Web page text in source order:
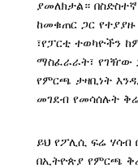
ያመለክታል።
ከመቁጠር ጋር
፣የፓርቲ ተወካዮችን
ማስፈራራት፣ የገዥው
የምርጫ ታዛቢነት
መገደብ የመሳሰሉት
ይህ የፖሊሲ ፍሬ
በኢትዮጵያ የምርጫ